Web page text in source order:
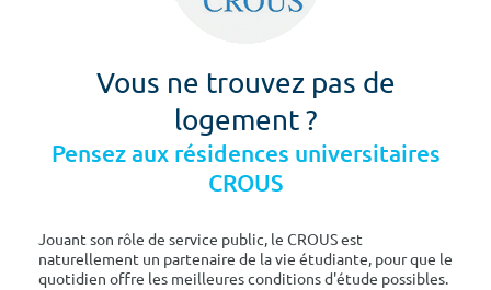
Vous ne trouvez pas de
logement ?
Pensez aux résidences universitaires
CROUS
Jouant son rôle de service public, le CROUS est
naturellement un partenaire de la vie étudiante, pour que le
quotidien offre les meilleures conditions d'étude possibles.